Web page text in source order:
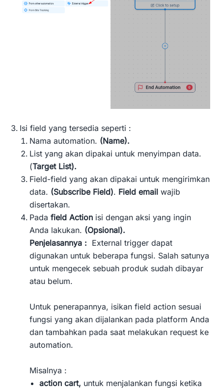
Isi field yang tersedia seperti :
Nama automation. (Name).
List yang akan dipakai untuk menyimpan data.
(Target List).
Field-field yang akan dipakai untuk mengirimkan
data. (Subscribe Field). Field email wajib
disertakan.
Pada field Action isi dengan aksi yang ingin
Anda lakukan. (Opsional).
Penjelasannya : External trigger dapat
digunakan untuk beberapa fungsi. Salah satunya
untuk mengecek sebuah produk sudah dibayar
atau belum.
Untuk penerapannya, isikan field action sesuai
fungsi yang akan dijalankan pada platform Anda
dan tambahkan pada saat melakukan request ke
automation.
Misalnya :
action cart, untuk menjalankan fungsi ketika